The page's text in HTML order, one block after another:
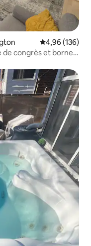
Évaluation
4,96 (136)
congrès et borne